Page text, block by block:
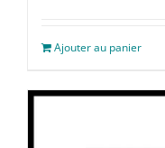
Ajouter au panier